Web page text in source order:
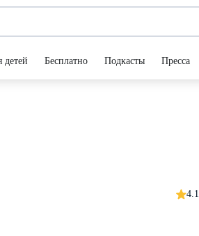
детей Бесплатно Подкасты Пресса
4.1